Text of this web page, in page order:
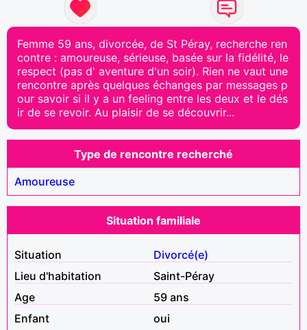
Femme 59 ans, divorcée, de St Péray, recherche ren
contre : amoureuse, sérieuse, basée sur la fidélité, le
respect (pas d' aventure d'un soir). Rien ne vaut une
rencontre après quelques échanges par messages p
our savoir si il y a un feeling entre les deux et le dés
ir de se revoir. Au plaisir de se découvrir...
Type de rencontre recherché
Amoureuse
Situation familiale
Situation
Divorcé(e)
Lieu d'habitation
Saint-Péray
Age
59 ans
Enfant
oui